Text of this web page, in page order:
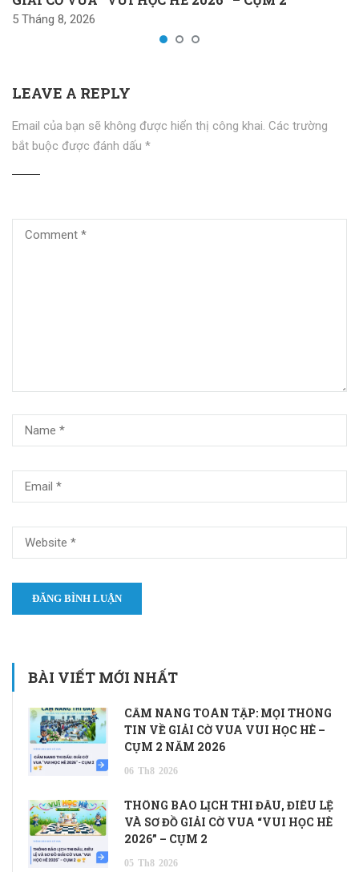
5 Tháng 8, 2026
LEAVE A REPLY
Email của bạn sẽ không được hiển thị công khai. Các trường
bắt buộc được đánh dấu *
BÀI VIẾT MỚI NHẤT
CẨM NANG TOÀN TẬP: MỌI THÔNG
TIN VỀ GIẢI CỜ VUA VUI HỌC HÈ –
CỤM 2 NĂM 2026
06 Th8 2026
THÔNG BÁO LỊCH THI ĐẤU, ĐIỀU LỆ
VÀ SƠ ĐỒ GIẢI CỜ VUA “VUI HỌC HÈ
2026” – CỤM 2
05 Th8 2026